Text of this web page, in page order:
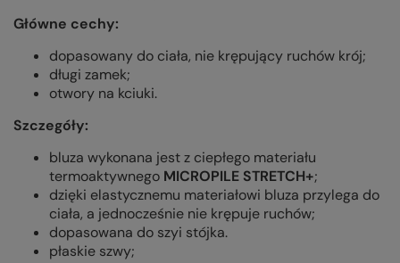
Główne cechy:
dopasowany do ciała, nie krępujący ruchów krój;
długi zamek;
otwory na kciuki.
Szczegóły:
bluza wykonana jest z ciepłego materiału
termoaktywnego MICROPILE STRETCH+;
dzięki elastycznemu materiałowi bluza przylega do
ciała, a jednocześnie nie krępuje ruchów;
dopasowana do szyi stójka.
płaskie szwy;